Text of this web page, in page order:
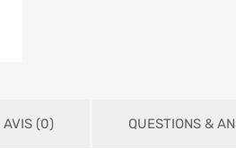
AVIS (0) QUESTIONS &